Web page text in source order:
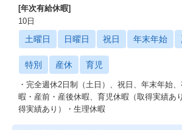
[年次有給休暇]
10日
土曜日 日曜日 祝日 年末年始
特別 産休 育児
・完全週休2日制（土日）、祝日、年末年始
暇・産前・産後休暇、育児休暇（取得実績あ
得実績あり）・生理休暇